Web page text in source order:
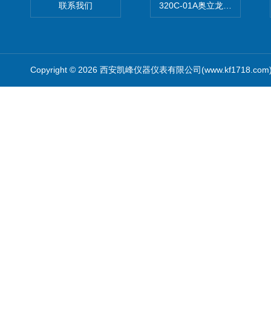
联系我们 320C-01A奥立龙实验室便携
Copyright © 2026 西安凯峰仪器仪表有限公司